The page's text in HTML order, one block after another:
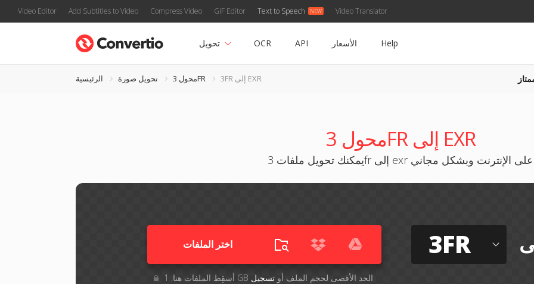
Video Editor Add Subtitles to Video Compress Video GIF Editor Text to Speech Video Translator
تحويل OCR API الأسعار Help
الرئيسية تحويل صورة محول 3FR 3FR إلى EXR
محول 3FR إلى EXR
يمكنك تحويل ملفات 3fr إلى exr على الإنترنت وبشكل مجاني
اختر الملفات
أسقِط الملفات هنا. 1 GB الحد الأقصى لحجم الملف أوتسجيل
3FR